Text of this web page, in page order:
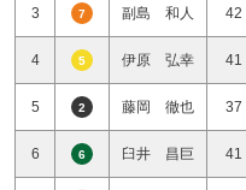
3 7 副島 和人 42
4 5 伊原 弘幸 41
5 2 藤岡 徹也 37
6 6 臼井 昌巨 41